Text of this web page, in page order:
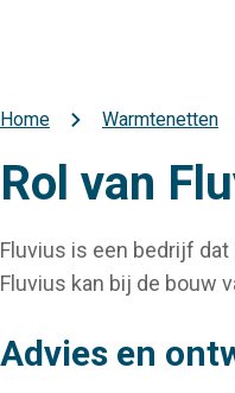
Kruimelpad
Home Warmtenetten
Rol van
Fluvius is een bedrijf
Fluvius kan bij de bouw
Advies en